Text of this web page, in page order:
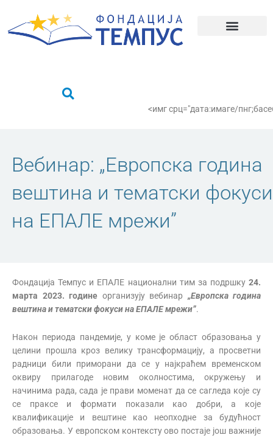
садржај
<имг срц="дата:имаге/
Вебинар: „Европска година
вештина и тематски фокуси
на ЕПАЛЕ мрежи”
Фондација Темпус и ЕПАЛЕ национални тим за подршку 24.
марта 2023. године организују вебинар „Европска година
вештинаитематскифокусинаЕПАЛЕмрежи”.
Након периода пандемије, у коме је област образовања у
целини прошла кроз велику трансформацију, а просветни
радници били приморани да се у најкраћем временском
оквиру прилагоде новим околностима, окружењу и
начинима рада, сада је прави моменат да се сагледа које су
се праксе и формати показали као добри, а које
квалификације и вештине као неопходне за будућност
образовања. У европском контексту ово постаје још важније